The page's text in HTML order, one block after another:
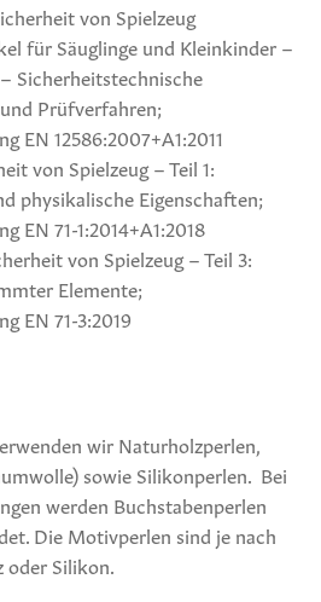
von Spielzeug
für Säuglinge und Kleinkinder –
Sicherheitstechnische
Prüfverfahren;
EN 12586:2007+A1:2011
von Spielzeug – Teil 1:
physikalische Eigenschaften;
EN 71-1:2014+A1:2018
von Spielzeug – Teil 3:
Elemente;
EN 71-3:2019
wir Naturholzperlen,
sowie Silikonperlen. Bei
werden Buchstabenperlen
Die Motivperlen sind je nach
oder Silikon.